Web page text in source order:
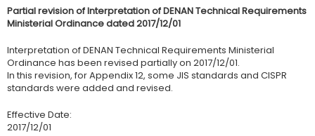
Partial revision of Interpretation of DENAN Technical Requirements
Ministerial Ordinance dated 2017/12/01
Interpretation of DENAN Technical Requirements Ministerial
Ordinance has been revised partially on 2017/12/01.
In this revision, for Appendix 12, some JIS standards and CISPR
standards were added and revised.
Effective Date:
2017/12/01